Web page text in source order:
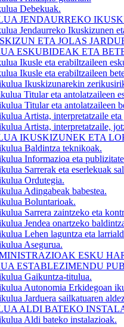
Debekuak.
JENDAURREKO
Jendaurreko Ikuskizunen
ETA JOLAS
ESKUBIDEAK ETA
Ikusle eta erabiltzaileen
Ikusle eta erabiltzaileen
Ikuskizunarekin
Titular eta antolatzaileen
Titular eta antolatzaileen
Artista, interpretatzaile
Artista, interpretatzaile,
IKUSKIZUNEK ETA
Baldintza teknikoak.
Informazioa eta
Sarrerak eta eserlekuak
Ordutegia.
Adingabeak babestea.
Boluntarioak.
Sarrera zaintzeko eta
Jendea onartzeko
Lehen laguntza eta
Asegurua.
ESKU
ESTABLEZIMENDU
Gaikuntza-titulua.
Autonomia Erkidegoan
Jarduera sailkatuaren
ALDI BATEKO
Aldi bateko instalazioak.